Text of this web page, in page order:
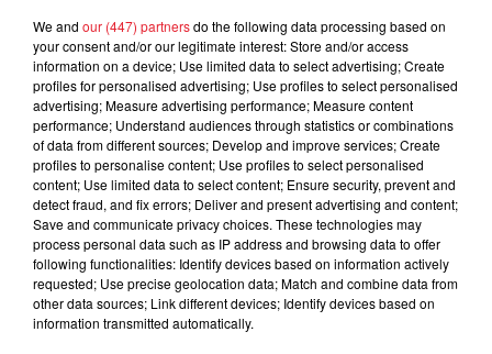
Cassie met fin à une ex-escorte
masculine dans sa bataille...
Des vitres tombent de la tour
Montparnasse : des désaccords
entre...
We and our (447) partnersdo the following data processing based on
your consent and/or our legitimate interest: Store and/or access
information on a device; Use limited data to select advertising; Create
profiles for personalised advertising; Use profiles to select personalised
advertising; Measure advertising performance; Measure content
performance; Understand audiences through statistics or combinations
of data from different sources; Develop and improve services; Create
profiles to personalise content; Use profiles to select personalised
content; Use limited data to select content; Ensure security, prevent and
detect fraud, and fix errors; Deliver and present advertising and content;
Save and communicate privacy choices. These technologies may
process personal data such as IP address and browsing data to offer
following functionalities: Identify devices based on information actively
requested; Use precise geolocation data; Match and combine data from
other data sources; Link different devices; Identify devices based on
information transmitted automatically.